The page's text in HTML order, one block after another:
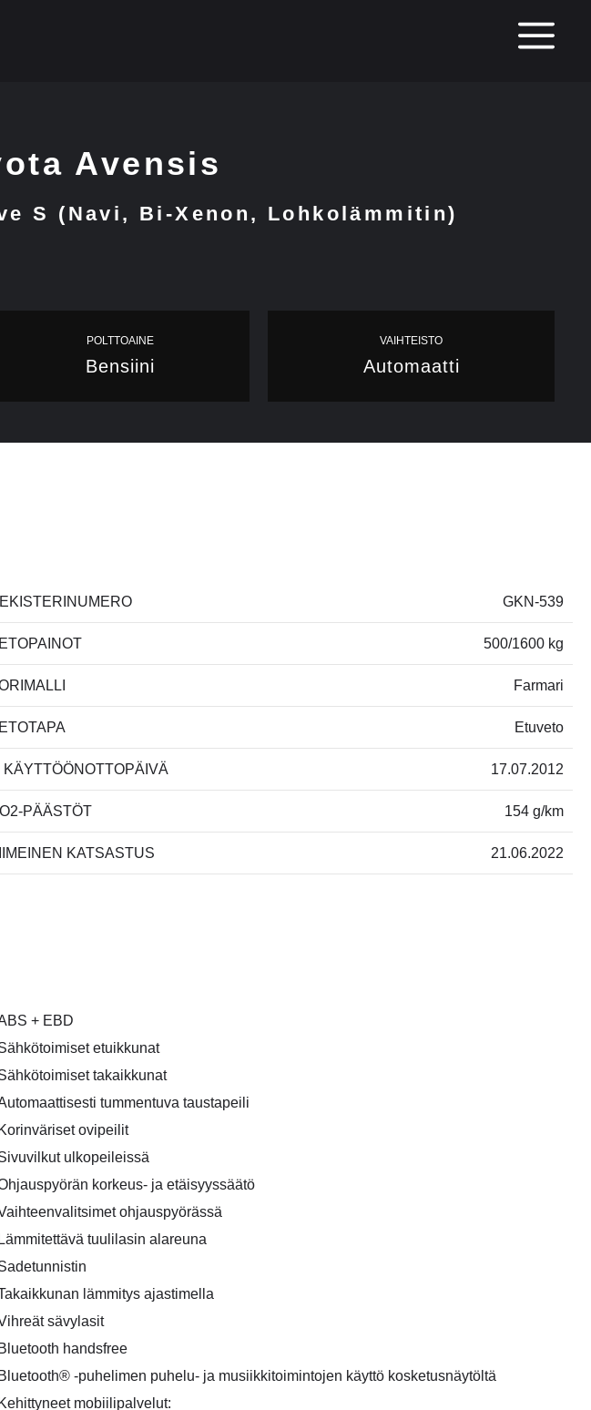
Avensis
S (Navi, Bi-Xenon, Lohkolämmitin)
POLTTOAINE
Bensiini
VAIHTEISTO
Automaatti
GKN-539
500/1600 kg
Farmari
Etuveto
KÄYTTÖÖNOTTOPÄIVÄ 17.07.2012
PÄÄSTÖT 154 g/km
KATSASTUS 21.06.2022
+ EBD
etuikkunat
takaikkunat
tummentuva taustapeili
Korinväriset ovipeilit
ulkopeileissä
korkeus- ja etäisyyssäätö
ohjauspyörässä
Lämmitettävä tuulilasin alareuna
lämmitys ajastimella
sävylasit
Bluetooth handsfree
Bluetooth® -puhelimen puhelu- ja musiikkitoimintojen käyttö kosketusnäytöltä
Kehittyneet mobiilipalvelut: